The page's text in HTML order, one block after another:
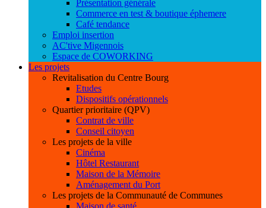
Présentation générale
Commerce en test & boutique éphemere
Café tendance
Emploi insertion
AC'tive Migennois
Espace de COWORKING
Les projets
Revitalisation du Centre Bourg
Etudes
Dispositifs opérationnels
Quartier prioritaire (QPV)
Contrat de ville
Conseil citoyen
Les projets de la ville
Cinéma
Hôtel Restaurant
Maison de la Mémoire
Aménagement du Port
Les projets de la Communauté de Communes
Maison de santé